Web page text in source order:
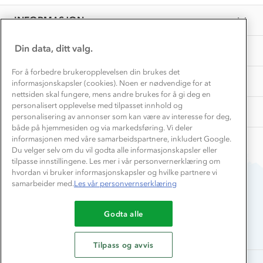
23
Jul
Trine-
Benedikte
23
Jul
INFORMASJON
Presse
OM OSS
Samarbeide med oss?
TIPS OG RÅD
Store størrelser
Turmat oppskrifter
Beredskap
AKTIVITETER
Overnatte utendørs⛺
Leirskole 🥾
Barnehageansatt
Tips til hyttetur
Du betaler enkelt med
Din data, ditt valg.
For å forbedre brukeropplevelsen din brukes det
informasjonskapsler (cookies). Noen er nødvendige for at
nettsiden skal fungere, mens andre brukes for å gi deg en
personalisert opplevelse med tilpasset innhold og
personalisering av annonser som kan være av interesse for deg,
både på hjemmesiden og via markedsføring. Vi deler
informasjonen med våre samarbeidspartnere, inkludert Google.
Du velger selv om du vil godta alle informasjonskapsler eller
tilpasse innstillingene. Les mer i vår personvernerklæring om
hvordan vi bruker informasjonskapsler og hvilke partnere vi
samarbeider med.Les vår personvernserklæring
Godta alle
Tilpass og avvis